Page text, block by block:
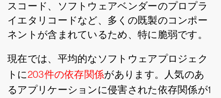
スコード、ソフトウェアベンダーのプロプラ
イエタリコードなど、多くの既製のコンポー
ネントが含まれているため、特に脆弱です。
現在では、平均的なソフトウェアプロジェク
トに203件の依存関係があります。人気のあ
るアプリケーションに侵害された依存関係が1